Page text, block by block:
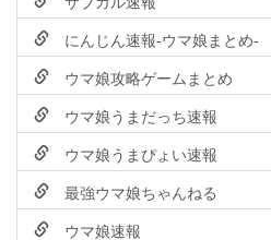
にんじん速報-ウマ娘まとめ-
ウマ娘攻略ゲームまとめ
ウマ娘うまだっち速報
ウマ娘うまぴょい速報
最強ウマ娘ちゃんねる
ウマ娘速報